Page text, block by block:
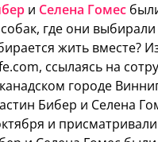
и Селена Гомес
где они
жить вместе?
ссылаясь на
городе
Бибер и Селена
и